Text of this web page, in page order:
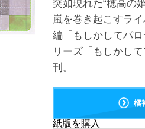
突如現れた“穂高の
嵐を巻き起こすラ
編「もしかしてパ
リーズ「もしかし
刊。
橘
紙版を購入